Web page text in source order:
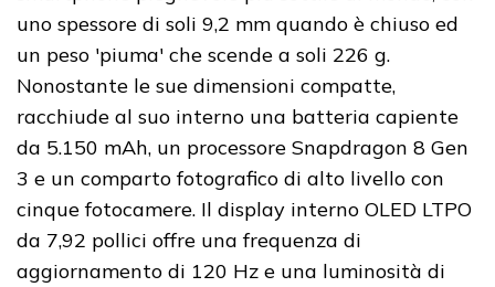
uno spessore di soli 9,2 mm quando è chiuso ed
un peso 'piuma' che scende a soli 226 g.
Nonostante le sue dimensioni compatte,
racchiude al suo interno una batteria capiente
da 5.150 mAh, un processore Snapdragon 8 Gen
3 e un comparto fotografico di alto livello con
cinque fotocamere. Il display interno OLED LTPO
da 7,92 pollici offre una frequenza di
aggiornamento di 120 Hz e una luminosità di